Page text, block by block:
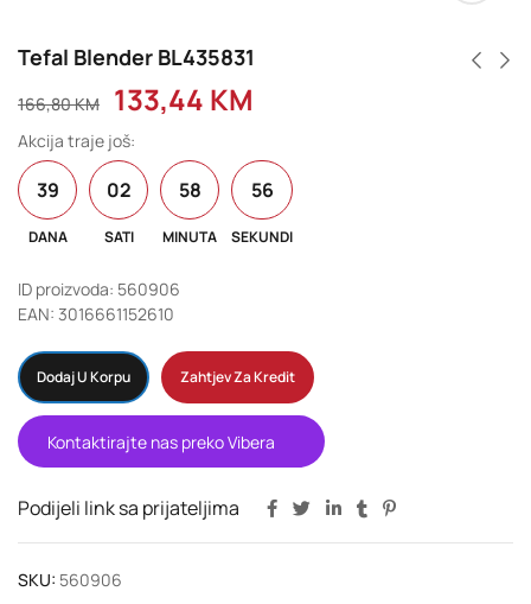
Tefal Blender BL435831
166,80KM 133,44 KM
Akcija traje još:
39
DANA
02
SATI
58
MINUTA
56
SEKUNDI
ID proizvoda: 560906
EAN: 3016661152610
Dodaj U Korpu Zahtjev Za Kredit
Kontaktirajte nas preko Vibera
Podijeli link sa prijateljima
SKU: 560906